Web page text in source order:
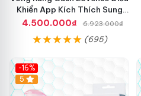
Khiển App Kích Thích Sung
Sướng
4.500.000₫ 6.923.000₫
(695)
-16%
Hot
5